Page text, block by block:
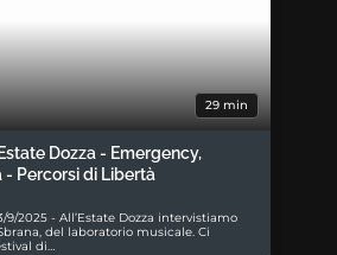
29 min
Dozza - Emergency,
- Percorsi di Libertà
9/2025 - All’Estate Dozza intervistiamo
del laboratorio musicale. Ci
di…